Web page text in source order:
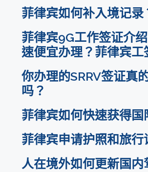
菲律宾如何补入境记录
菲律宾9G工作签证介
速便宜办理？菲律宾工
你办理的SRRV签证真
吗？
菲律宾如何快速获得国
菲律宾申请护照和旅行
人在境外如何更新国内